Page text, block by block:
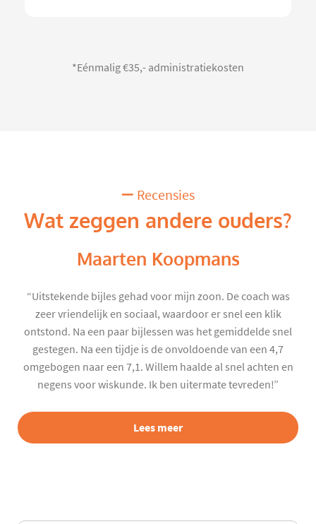
*Eénmalig €35,- administratiekosten
Recensies
Wat zeggen andere ouders?
Maarten Koopmans
“Uitstekende bijles gehad voor mijn zoon. De coach was
zeer vriendelijk en sociaal, waardoor er snel een klik
ontstond. Na een paar bijlessen was het gemiddelde snel
gestegen. Na een tijdje is de onvoldoende van een 4,7
omgebogen naar een 7,1. Willem haalde al snel achten en
negens voor wiskunde. Ik ben uitermate tevreden!”
Lees meer